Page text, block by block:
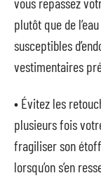
plutôt que de
susceptibles
vestimentaires
• Évitez les
plusieurs fois
fragiliser son
lorsqu’on s’en